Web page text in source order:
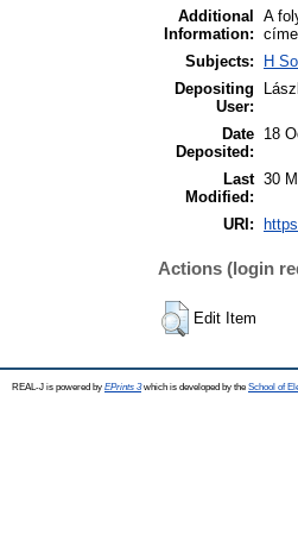
Additional
Information:
A
Subjects:
H
Depositing
User:
Date
Deposited:
18
Last
Modified:
30
URI:
Actions (login
Edit Item
REAL-J is powered by EPrints 3which is developed by the School of